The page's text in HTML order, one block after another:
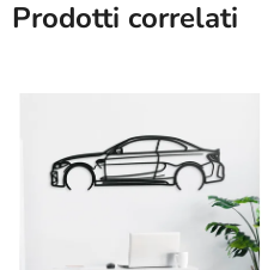
Prodotti correlati